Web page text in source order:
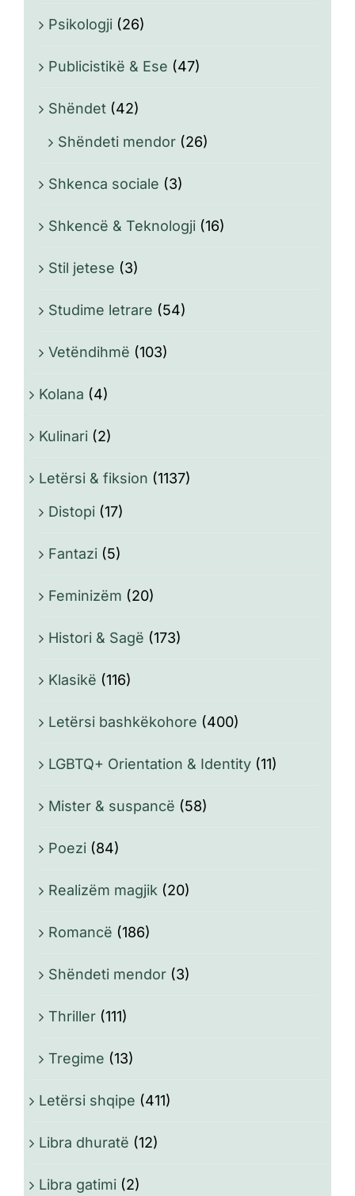
Psikologji (26)
Publicistikë & Ese (47)
Shëndet (42)
Shëndeti mendor (26)
Shkenca sociale (3)
Shkencë & Teknologji (16)
Stil jetese (3)
Studime letrare (54)
Vetëndihmë (103)
Kolana (4)
Kulinari (2)
Letërsi & fiksion (1137)
Distopi (17)
Fantazi (5)
Feminizëm (20)
Histori & Sagë (173)
Klasikë (116)
Letërsi bashkëkohore (400)
LGBTQ+ Orientation & Identity (11)
Mister & suspancë (58)
Poezi (84)
Realizëm magjik (20)
Romancë (186)
Shëndeti mendor (3)
Thriller (111)
Tregime (13)
Letërsi shqipe (411)
Libra dhuratë (12)
Libra gatimi (2)